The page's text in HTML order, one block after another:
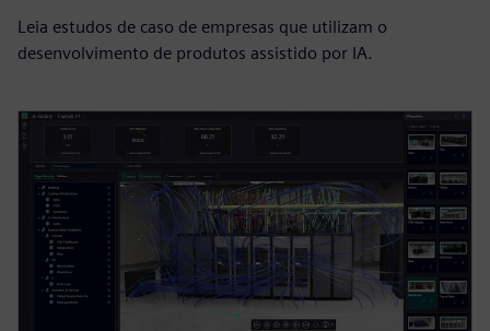
Leia estudos de caso de empresas que utilizam o
desenvolvimento de produtos assistido por IA.